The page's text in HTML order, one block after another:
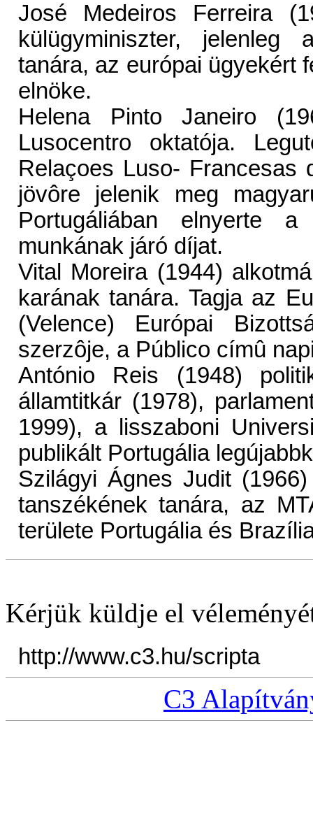
José Medeiros Ferreira
külügyminiszter, jelenleg
tanára, az európai ügyekért
elnöke.
Helena Pinto Janeiro
Lusocentro oktatója.
Relaçoes Luso- Francesas
jövôre jelenik meg
Portugáliában elnyerte
munkának járó díjat.
Vital Moreira (1944)
karának tanára. Tagja az
(Velence) Európai
szerzôje, a Público címû
António Reis (1948)
államtitkár (1978),
1999), a lisszaboni
publikált Portugália
Szilágyi Ágnes Judit
tanszékének tanára, az
területe Portugália és
Kérjük küldje el
http://www.c3.hu/scripta
C3